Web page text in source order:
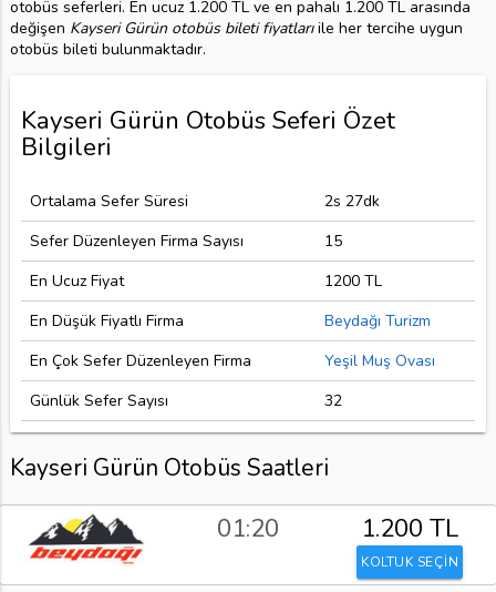
otobüs seferleri. En ucuz 1.200 TL ve en pahalı 1.200 TL arasında
değişen Kayseri Gürün otobüs bileti fiyatlarıile her tercihe uygun
otobüs bileti bulunmaktadır.
Kayseri Gürün Otobüs Seferi Özet
Bilgileri
Ortalama Sefer Süresi
2s 27dk
Sefer Düzenleyen Firma Sayısı
15
En Ucuz Fiyat
1200 TL
En Düşük Fiyatlı Firma
Beydağı Turizm
En Çok Sefer Düzenleyen Firma
Yeşil Muş Ovası
Günlük Sefer Sayısı
32
Kayseri Gürün Otobüs Saatleri
01:20 1.200 TL
KOLTUK SEÇİN